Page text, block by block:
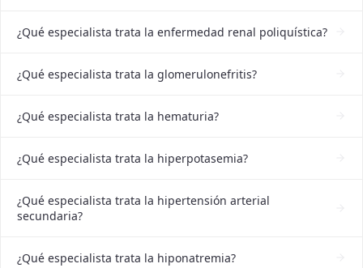
¿Qué especialista trata la enfermedad renal poliquística?
¿Qué especialista trata la glomerulonefritis?
¿Qué especialista trata la hematuria?
¿Qué especialista trata la hiperpotasemia?
¿Qué especialista trata la hipertensión arterial
secundaria?
¿Qué especialista trata la hiponatremia?